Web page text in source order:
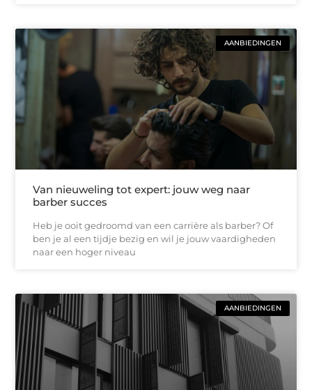
AANBIEDINGEN
Van nieuweling tot expert: jouw weg naar
barber succes
Heb je ooit gedroomd van een carrière als barber? Of
ben je al een tijdje bezig en wil je jouw vaardigheden
naar een hoger niveau
AANBIEDINGEN